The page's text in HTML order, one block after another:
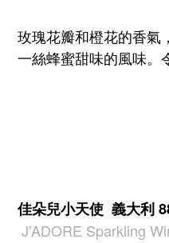
玫瑰花瓣和橙花的香氣
一絲蜂蜜甜味的風味。
佳朵兒小天使 義大利
J'ADORE Sparkling